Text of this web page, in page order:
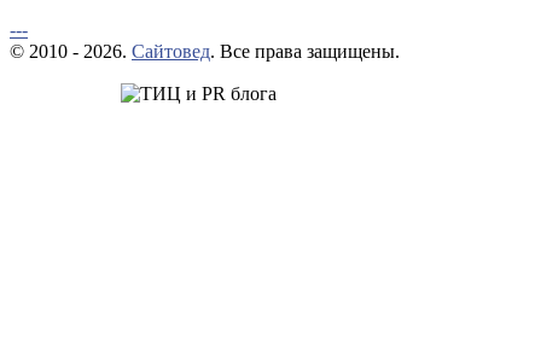
---
© 2010 - 2026. Сайтовед. Все права защищены.